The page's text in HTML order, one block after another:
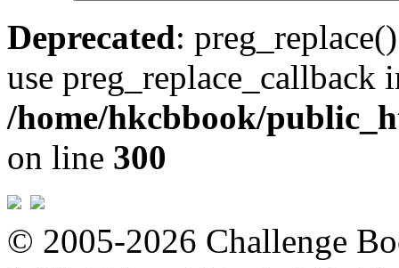
Deprecated:
use preg_replace_callback
/home/hkcbbook/
on line 300
© 2005-2026 Challenge